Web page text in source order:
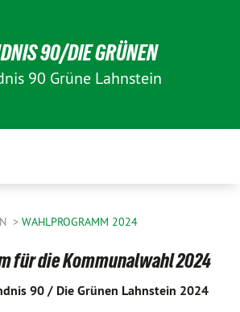
90/DIE GRÜNEN
90 Grüne Lahnstein
WAHLPROGRAMM 2024
für die Kommunalwahl 2024
90 / Die Grünen Lahnstein 2024